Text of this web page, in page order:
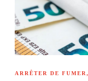
ARRÊTER DE FUMER ,